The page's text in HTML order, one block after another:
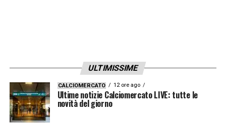
ULTIMISSIME
CALCIOMERCATO 12 ore ago
Ultime notizie Calciomercato LIVE: tutte le
novità del giorno